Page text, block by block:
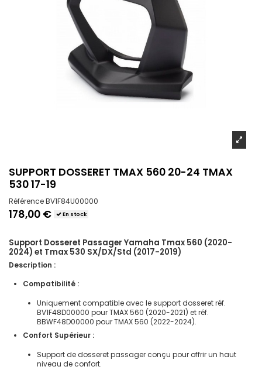
SUPPORT DOSSERET TMAX 560 20-24 TMAX
530 17-19
RéférenceBV1F84U00000
178,00 € En stock
Support Dosseret Passager Yamaha Tmax 560 (2020-
2024) et Tmax 530 SX/DX/Std (2017-2019)
Description :
Compatibilité :
Uniquement compatible avec le support dosseret réf.
BV1F48D00000 pour TMAX 560 (2020-2021) et réf.
BBWF48D00000 pour TMAX 560 (2022-2024).
Confort Supérieur :
Support de dosseret passager conçu pour offrir un haut
niveau de confort.